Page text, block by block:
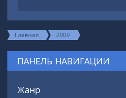
Главная 2009
ПАНЕЛЬ НАВИГАЦИИ
Жанр